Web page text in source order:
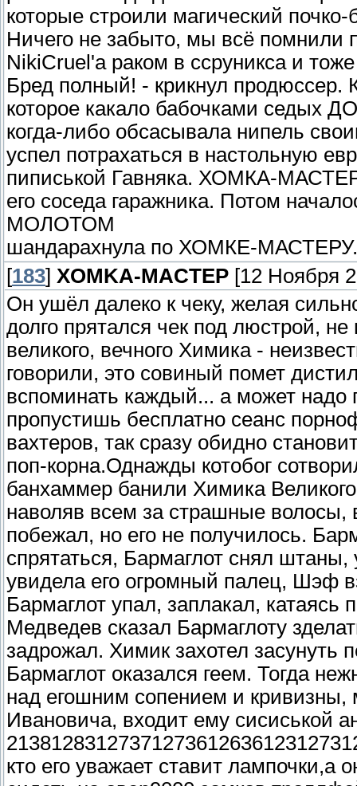
которые строили магический
Ничего не забыто, мы всё помнили
NikiCruel'a раком в ссруникса и
Бред полный! - крикнул продюссер.
которое какало бабочками седых
когда-либо обсасывала нипель
успел потрахаться в настольную
пиписькой Гавняка. ХОМКА-МАСТЕР
его соседа гаражника. Потом
МОЛОТОМ
шандарахнула по ХОМКЕ-
[183] XOMKA-MACTEP [12 Ноября
Он ушёл далеко к чеку, желая
долго прятался чек под люстрой,
великого, вечного Химика -
говорили, это совиный помет
вспоминать каждый... а может надо
пропустишь бесплатно сеанс
вахтеров, так сразу обидно
поп-корна.Однажды котобог
банхаммер банили Химика
наволяв всем за страшные волосы,
побежал, но его не получилось.
спрятаться, Бармаглот снял
увидела его огромный палец, Шэф
Бармаглот упал, заплакал,
Медведев сказал Бармаглоту
задрожал. Химик захотел
Бармаглот оказался геем. Тогда
над егошним сопением и кривизны,
Ивановича, входит ему сисиськой
кто его уважает ставит лампочки,а